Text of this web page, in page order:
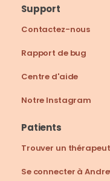
Support
Rapport de bug
Contactez-nous
Notre Instagram
Centre d'aide
Patients
Trouver un
Se connecter à